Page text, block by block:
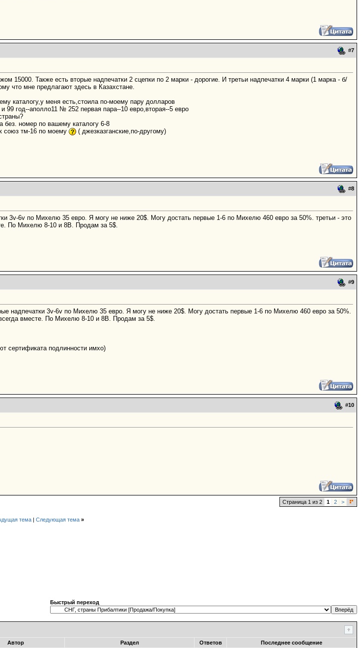
#7
15000. Также есть вторые надпечатки 2 сцепки по 2 марки - дорогие. И третьи надпечатки 4 марки (1 марка - б/
что мне предлагают здесь в Казахстане.
каталогу,у меня есть,стоила по-моему пару долларов
99 год--аполло11 № 252 первая пара--10 евро,вторая--5 евро
без. номер по вашему каталогу 6-8
союз тм-16 по моему
( джезказганские,по-другому)
#8
3v-6v по Михелю 35 евро. Я могу не ниже 20$. Могу достать первые 1-6 по Михелю 460 евро за 50%. третьи - это
По Михелю 8-10 и 8В. Продам за 5$.
#9
надпечатки 3v-6v по Михелю 35 евро. Я могу не ниже 20$. Могу достать первые 1-6 по Михелю 460 евро за 50%.
вместе. По Михелю 8-10 и 8В. Продам за 5$.
сертификата подлинности имхо)
#10
Страница 1 из 2 1 2 >
тема| Следующая тема »
Быстрый переход
Автор Раздел Ответов Последнее сообщение